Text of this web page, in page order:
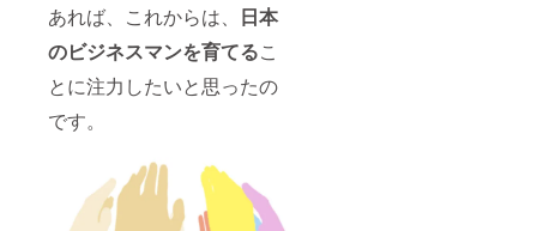
あれば、これからは、 日本
のビジネスマンを育てるこ
とに注力したいと思ったの
です。